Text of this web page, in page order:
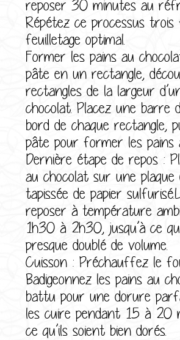
reposer 30 minutes au
Répétez ce processus
feuilletage optimal.
Former les pains au
pâte en un rectangle,
rectangles de la largeur
chocolat. Placez une barre
bord de chaque rectangle,
pâte pour former les pains
Dernière étape de repos :
au chocolat sur une plaque
tapissée de papier
reposer à température
1h30 à 2h30, jusqu’à ce
presque doublé de volume.
Cuisson : Préchauffez le
Badigeonnez les pains au
battu pour une dorure
les cuire pendant 15 à 20
ce qu’ils soient bien dorés.